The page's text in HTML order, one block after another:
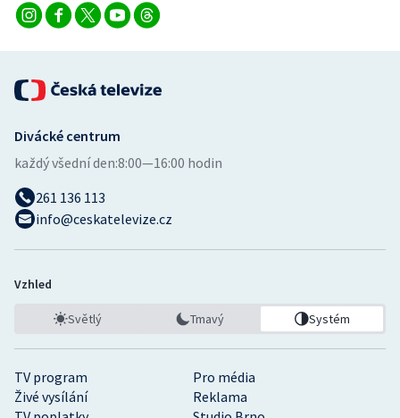
TV program
Pro média
Živé vysílání
Reklama
Divácké centrum
každý všední den:8:00—16:00 hodin
261 136 113
info@ceskatelevize.cz
Vzhled
Světlý Tmavý Systém